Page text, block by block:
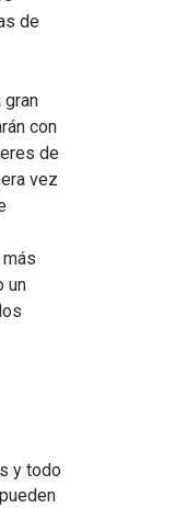
de
con
de
vez
un
y todo